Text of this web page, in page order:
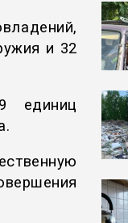
и 32
единиц